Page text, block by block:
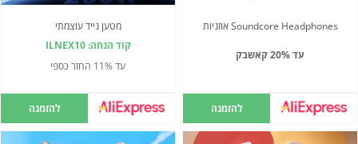
Soundcore Headphones אוזניות
עד 20% קאשבק
להזמנה
מטען נייד עוצמתי
קוד הנחה: ILNEX10
עד 11% החזר כספי
להזמנה